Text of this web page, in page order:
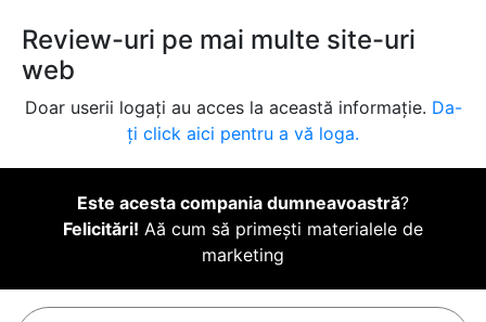
Review-uri pe mai multe site-uri
web
Doar userii logați au acces la această informație. Da-
ți click aici pentru a vă loga.
Este acesta compania dumneavoastră?
Felicitări! Aă cum să primești materialele de
marketing